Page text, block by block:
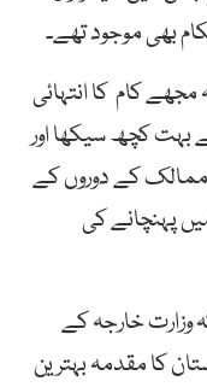
بھی موجود تھے۔
کام کا انتہائی
بہت کچھ سیکھا اور
کے دوروں کے
پہنچانے کی
وزارت خارجہ کے
کا مقدمہ بہترین